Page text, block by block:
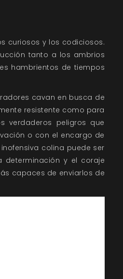
curiosos y los codiciosos.
tanto a los ambrios
hambrientos de tiempos
cavan en busca de
resistente como para
verdaderos peligros que
o con el encargo de
colina puede ser
determinación y el coraje
capaces de enviarlos de